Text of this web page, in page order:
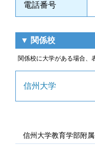
電話番号
▼ 関係校
関係校に大学がある場合、
信州大学
信州大学教育学部附